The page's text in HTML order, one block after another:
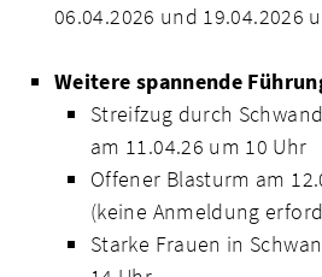
06.04.2026 und 19.04.2026
Weitere spannende
Streifzug durch
am 11.04.26 um 10 Uhr
Offener Blasturm am
(keine Anmeldung
Starke Frauen in